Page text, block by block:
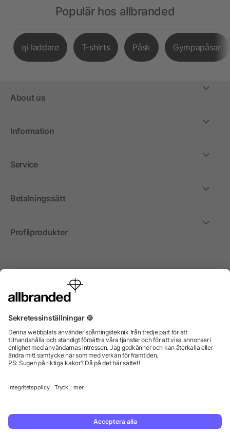
Populär hos allbranded
qi laddare T-shirts Påsk Gympapåsar
About us
Information
Service
Betalningssätt
Profilprodukter
Internationellt
enbart till företag, institutioner, föreningar och
© 2026 allbranded GmbH.